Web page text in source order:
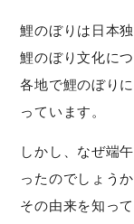
鯉のぼりは日本
鯉のぼり文化に
各地で鯉のぼり
っています。
しかし、なぜ端
ったのでしょうか
その由来を知っ